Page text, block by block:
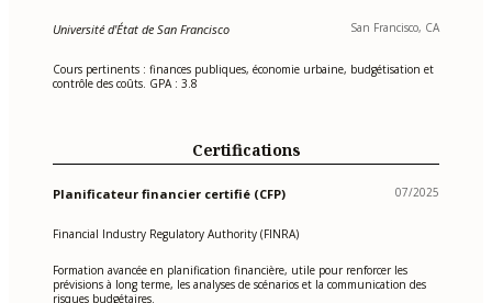
Université d'État de San Francisco San Francisco, CA
Cours pertinents : finances publiques, économie urbaine, budgétisation et
contrôle des coûts. GPA : 3.8
Certifications
Planificateur financier certifié (CFP) 07/2025
Financial Industry Regulatory Authority (FINRA)
Formation avancée en planification financière, utile pour renforcer les
prévisions à long terme, les analyses de scénarios et la communication des
risques budgétaires.